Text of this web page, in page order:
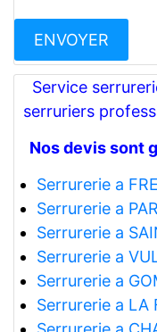
Service
serruriers
Nos devis sont
Serrurerie a
Serrurerie a
Serrurerie a
Serrurerie a
Serrurerie a
Serrurerie a LA